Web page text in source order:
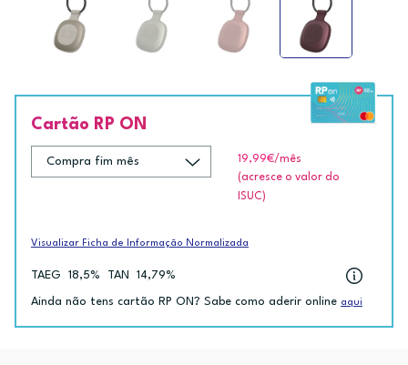
Cartão RP ON
19,99€/mês
(acresce o valor do
ISUC)
Visualizar Ficha de Informação Normalizada
TAEG 18,5% TAN 14,79%
Ainda não tens cartão RP ON? Sabe como aderir online aqui